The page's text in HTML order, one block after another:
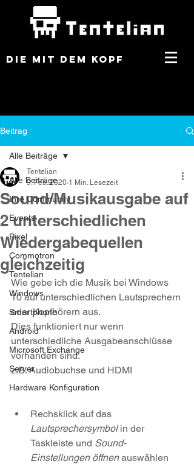
DIE MIT DEM KOPF
Beitrag
Alle Beiträge
Ihre Community
Events
Pixel
Commotron
Tentelian
Windows
Smartphone
Android
Microsoft Exchange
Server
Hardware Konfiguration
Alle Beiträge
Sound/Musikausgabe auf
2 unterschiedlichen
Wiedergabequellen
gleichzeitig
Tentelian
9. Feb. 2020 1 Min. Lesezeit
Wie gebe ich die Musik bei Windows
10 auf unterschiedlichen Lautsprechern
oder Kopfhörern aus.
Dies funktioniert nur wenn
unterschiedliche Ausgabeanschlüsse
vorhanden sind.
z.B. Audiobuchse und HDMI
Rechsklick auf das
Lautsprechersymbol in der
Taskleiste und Sound-
Einstellungen öffnen auswählen